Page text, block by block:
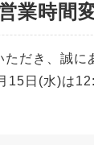
業時間
ただき、誠
15日(水)は